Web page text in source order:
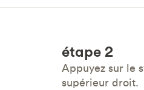
étape 2
Appuyez sur le
supérieur droit.